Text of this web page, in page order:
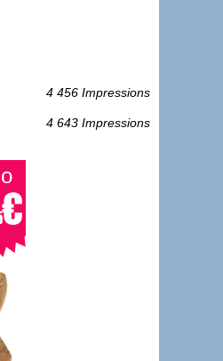
4 456 Impressions
4 643 Impressions